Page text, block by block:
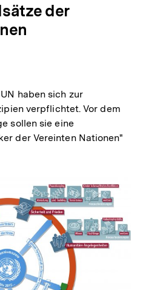
der
haben sich zur
verpflichtet. Vor dem
sollen sie eine
der Vereinten Nationen"